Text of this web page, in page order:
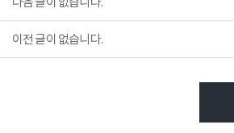
이전 글이 없습니다.